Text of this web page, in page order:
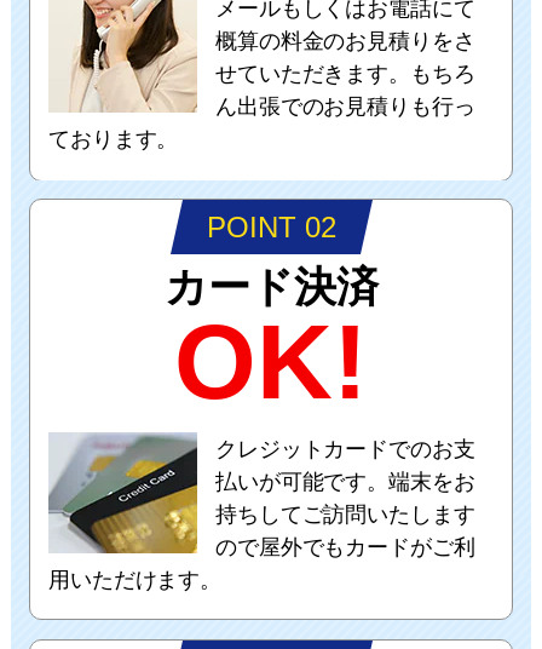
メールもしくはお電話にて
概算の料金のお見積りをさ
せていただきます。もちろ
ん出張でのお見積りも行っ
ております。
POINT 02
カード決済
OK!
クレジットカードでのお支
払いが可能です。端末をお
持ちしてご訪問いたします
ので屋外でもカードがご利
用いただけます。